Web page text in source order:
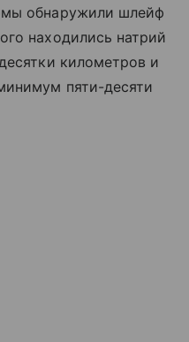
обнаружили шлейф
находились натрий
километров и
пяти-десяти